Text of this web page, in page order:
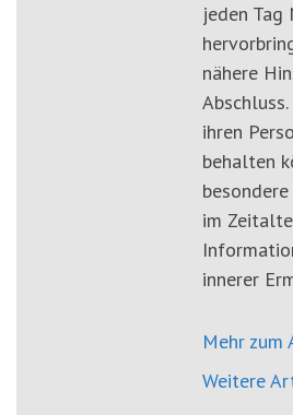
jeden Tag
nähere
ihren
behalten
im
innerer
Mehr zum
Weitere